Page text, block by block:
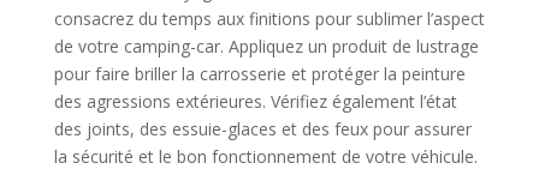
consacrez du temps aux finitions pour sublimer l’aspect
de votre camping-car. Appliquez un produit de lustrage
pour faire briller la carrosserie et protéger la peinture
des agressions extérieures. Vérifiez également l’état
des joints, des essuie-glaces et des feux pour assurer
la sécurité et le bon fonctionnement de votre véhicule.